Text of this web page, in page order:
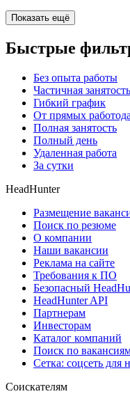
Показать ещё
Быстрые
Без опыта работы
Частичная занятость
Гибкий график
От прямых
Полная занятость
Полный день
Удаленная работа
За сутки
HeadHunter
Размещение
Поиск по резюме
О компании
Наши вакансии
Реклама на сайте
Требования к ПО
Безопасный
HeadHunter API
Партнерам
Инвесторам
Каталог компаний
Поиск по
Сетка: соцсеть для
Соискателям